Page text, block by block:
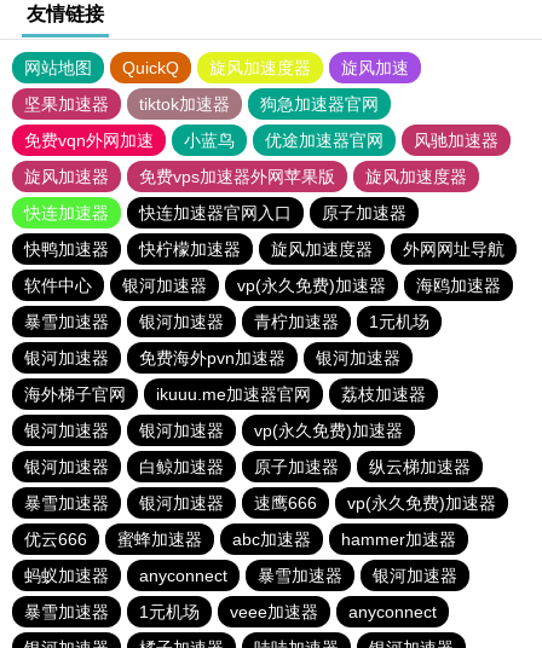
友情链接
网站地图 QuickQ 旋风加速度器
旋风加速
坚果加速器
tiktok加速器
狗急加速器官网
免费vqn外网加速
小蓝鸟 优途加速器官网
风驰加速器
旋风加速器
免费vps加速器外网苹果版
旋风加速度器
快连加速器
快连加速器官网入口
原子加速器
快鸭加速器
快柠檬加速器 旋风加速度器
外网网址导航
软件中心
银河加速器 vp(永久免费)加速器
海鸥加速器
暴雪加速器
银河加速器 青柠加速器
1元机场
银河加速器
免费海外pvn加速器
银河加速器
海外梯子官网
ikuuu.me加速器官网
荔枝加速器
银河加速器
银河加速器
vp(永久免费)加速器
银河加速器
白鲸加速器 原子加速器
纵云梯加速器
暴雪加速器
银河加速器 速鹰666
vp(永久免费)加速器
优云666
蜜蜂加速器 abc加速器
hammer加速器
蚂蚁加速器
anyconnect 暴雪加速器
银河加速器
暴雪加速器
1元机场 veee加速器
anyconnect